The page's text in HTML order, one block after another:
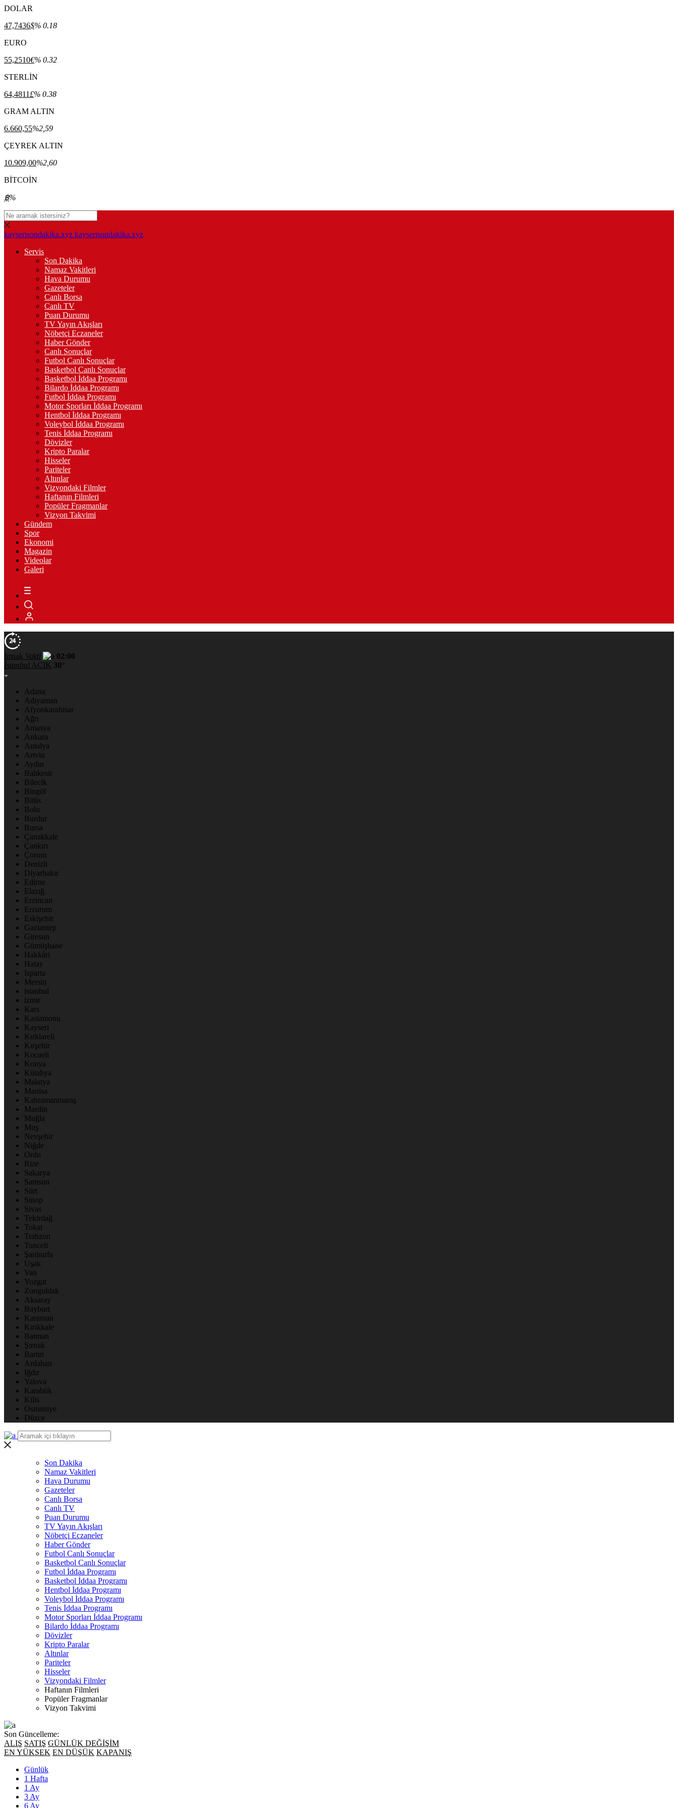
DOLAR
47,7436$% 0.18
EURO
55,2510€% 0.32
STERLİN
64,4811£% 0.38
GRAM ALTIN
6.660,55%2,59
ÇEYREK ALTIN
10.909,00%2,60
BİTCOİN
฿%
kayserisondakika.xyz kayserisondakika.xyz
Servis
Son Dakika
Namaz Vakitleri
Hava Durumu
Gazeteler
Canlı Borsa
Canlı TV
Puan Durumu
TV Yayın Akışları
Nöbetçi Eczaneler
Haber Gönder
Canlı Sonuçlar
Futbol Canlı Sonuçlar
Basketbol Canlı Sonuçlar
Basketbol İddaa Programı
Bilardo İddaa Programı
Futbol İddaa Programı
Motor Sporları İddaa Programı
Hentbol İddaa Programı
Voleybol İddaa Programı
Tenis İddaa Programı
Dövizler
Kripto Paralar
Hisseler
Pariteler
Altınlar
Vizyondaki Filmler
Haftanın Filmleri
Popüler Fragmanlar
Vizyon Takvimi
Gündem
Spor
Ekonomi
Magazin
Videolar
Galeri
İmsak Vakti
02:00
İstanbul AÇIK 30°
Adana
Adıyaman
Afyonkarahisar
Ağrı
Amasya
Ankara
Antalya
Artvin
Aydın
Balıkesir
Bilecik
Bingöl
Bitlis
Bolu
Burdur
Bursa
Çanakkale
Çankırı
Çorum
Denizli
Diyarbakır
Edirne
Elazığ
Erzincan
Erzurum
Eskişehir
Gaziantep
Giresun
Gümüşhane
Hakkâri
Hatay
Isparta
Mersin
istanbul
izmir
Kars
Kastamonu
Kayseri
Kırklareli
Kırşehir
Kocaeli
Konya
Kütahya
Malatya
Manisa
Kahramanmaraş
Mardin
Muğla
Muş
Nevşehir
Niğde
Ordu
Rize
Sakarya
Samsun
Siirt
Sinop
Sivas
Tekirdağ
Tokat
Trabzon
Tunceli
Şanlıurfa
Uşak
Van
Yozgat
Zonguldak
Aksaray
Bayburt
Karaman
Kırıkkale
Batman
Şırnak
Bartın
Ardahan
Iğdır
Yalova
Karabük
Kilis
Osmaniye
Düzce
Son Dakika
Namaz Vakitleri
Hava Durumu
Gazeteler
Canlı Borsa
Canlı TV
Puan Durumu
TV Yayın Akışları
Nöbetçi Eczaneler
Haber Gönder
Futbol Canlı Sonuçlar
Basketbol Canlı Sonuçlar
Futbol İddaa Programı
Basketbol İddaa Programı
Hentbol İddaa Programı
Voleybol İddaa Programı
Tenis İddaa Programı
Motor Sporları İddaa Programı
Bilardo İddaa Programı
Dövizler
Kripto Paralar
Altınlar
Pariteler
Hisseler
Vizyondaki Filmler
Haftanın Filmleri
Popüler Fragmanlar
Vizyon Takvimi
Son Güncelleme:
ALIŞ SATIŞ GÜNLÜK DEĞİŞİM
EN YÜKSEK EN DÜŞÜK KAPANIŞ
Günlük
1 Hafta
1 Ay
3 Ay
6 Ay